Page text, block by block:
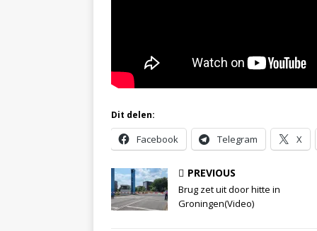
Dit delen:
Facebook Telegram X
PREVIOUS
Brug zet uit door hitte in
Groningen(Video)